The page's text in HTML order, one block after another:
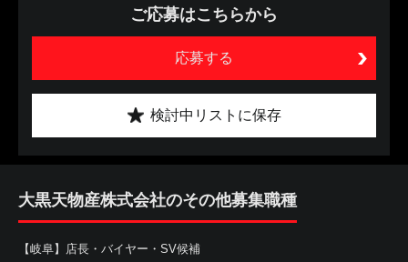
ご応募はこちらから
応募する
検討中リストに保存
大黒天物産株式会社のその他募集職種
【岐阜】店長・バイヤー・SV候補